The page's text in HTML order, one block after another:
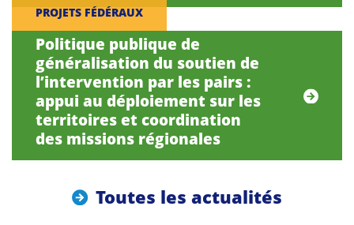
PROJETS FÉDÉRAUX
Politique publique de
généralisation du soutien de
l’intervention par les pairs :
appui au déploiement sur les
territoires et coordination
des missions régionales
Toutes les actualités